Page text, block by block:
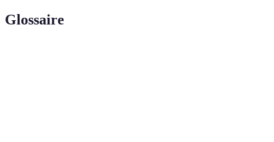
Glossaire